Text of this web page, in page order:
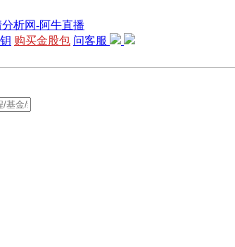
购买金股包 问客服